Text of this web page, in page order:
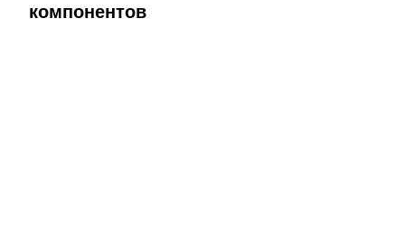
компонентов